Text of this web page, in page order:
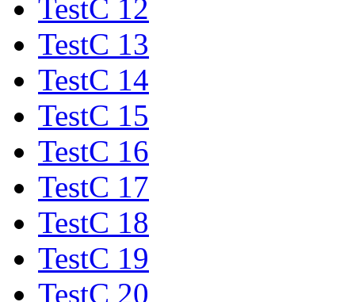
TestC 12
TestC 13
TestC 14
TestC 15
TestC 16
TestC 17
TestC 18
TestC 19
TestC 20